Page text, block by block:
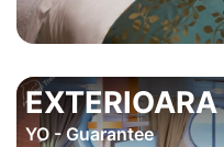
EXTERIOARA
YO - Guarantee